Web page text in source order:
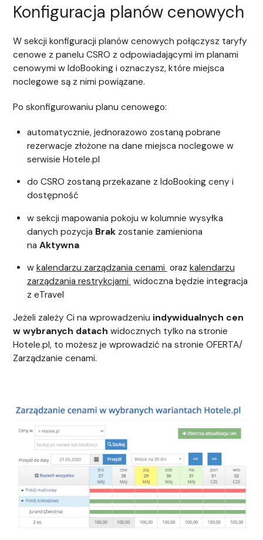
Konfiguracja planów cenowych
W sekcji konfiguracji planów cenowych połączysz taryfy
cenowe z panelu CSRO z odpowiadającymi im planami
cenowymi w IdoBooking i oznaczysz, które miejsca
noclegowe są z nimi powiązane.
Po skonfigurowaniu planu cenowego:
automatycznie, jednorazowo zostaną pobrane
rezerwacje złożone na dane miejsca noclegowe w
serwisie Hotele.pl
do CSRO zostaną przekazane z IdoBooking ceny i
dostępność
w sekcji mapowania pokoju w kolumnie wysyłka
danych pozycja Brakzostanie zamieniona
na Aktywna
w kalendarzu zarządzania cenami oraz kalendarzu
zarządzania restrykcjami widoczna będzie integracja
z eTravel
Jeżeli zależy Ci na wprowadzeniu indywidualnych cen
w wybranych datach widocznych tylko na stronie
Hotele.pl, to możesz je wprowadzić na stronie OFERTA/
Zarządzanie cenami.